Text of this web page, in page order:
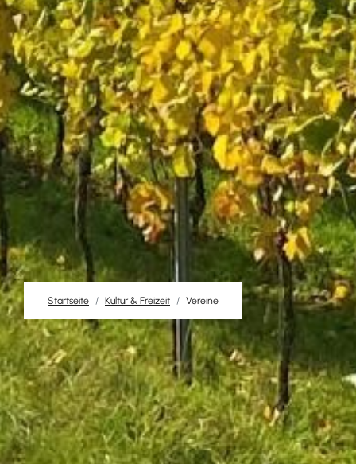
Startseite Kultur & Freizeit Vereine